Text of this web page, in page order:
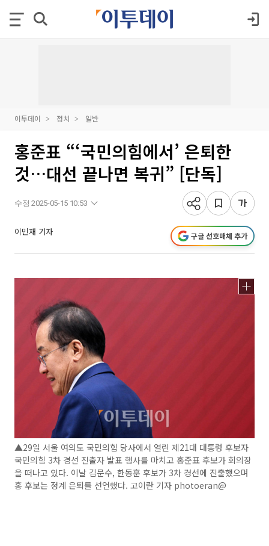
이투데이 정치 일반
홍준표 “‘국민의힘에서’ 은퇴한
것…대선 끝나면 복귀” [단독]
수정 2025-05-15 10:53
이민재 기자 구글 선호매체 추가
▲29일 서울 여의도 국민의힘 당사에서 열린 제21대 대통령 후보자
국민의힘 3차 경선 진출자 발표 행사를 마치고 홍준표 후보가 회의장
을 떠나고 있다. 이날 김문수, 한동훈 후보가 3차 경선에 진출했으며
홍 후보는 정계 은퇴를 선언했다. 고이란 기자 photoeran@